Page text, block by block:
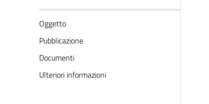
Oggetto
Pubblicazione
Documenti
Ulteriori informazioni